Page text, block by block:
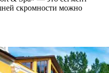
скромности можно